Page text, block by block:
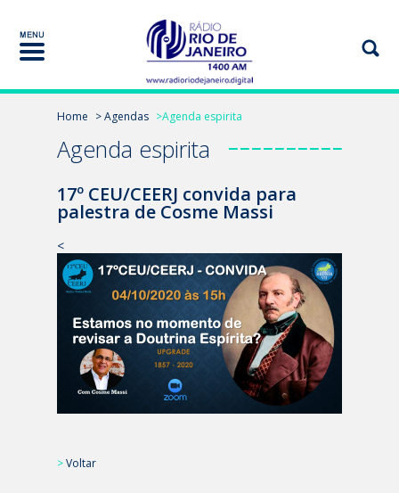
Home > Agendas >Agenda espirita
Agenda espirita
17º CEU/CEERJ convida para
palestra de Cosme Massi
<
>Voltar